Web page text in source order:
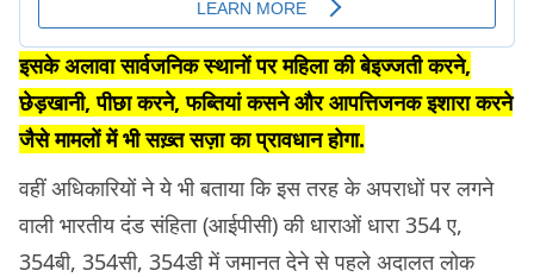
इसके अलावा सार्वजनिक स्थानों पर महिला की बेइज्जती करने,
छेड़खानी, पीछा करने, फब्तियां कसने और आपत्तिजनक इशारा करने
जैसे मामलों में भी सख़्त सज़ा का प्रावधान होगा.
वहीं अधिकारियों ने ये भी बताया कि इस तरह के अपराधों पर लगने
वाली भारतीय दंड संहिता (आईपीसी) की धाराओं धारा 354 ए,
354बी, 354सी, 354डी में जमानत देने से पहले अदालत लोक